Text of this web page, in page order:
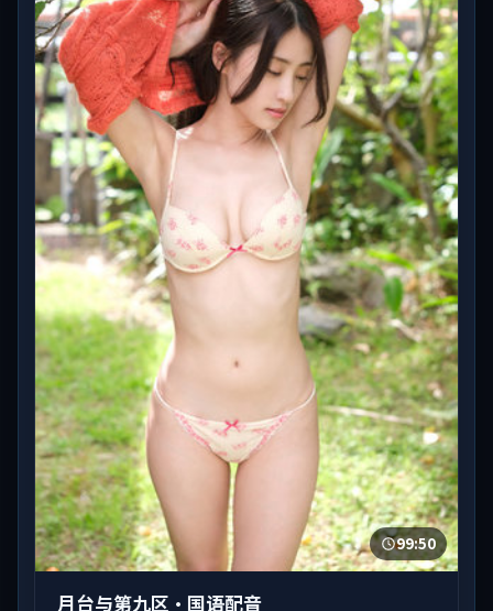
99:50
月台与第九区·国语配音